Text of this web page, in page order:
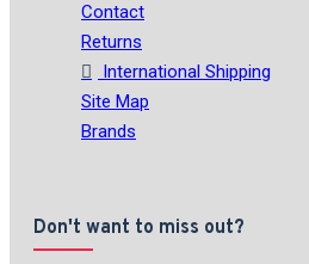
Contact
Returns
International Shipping
Site Map
Brands
Don't want to miss out?